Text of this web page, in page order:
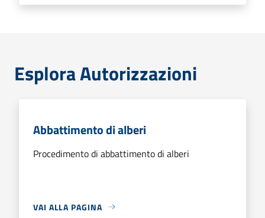
Esplora Autorizzazioni
Abbattimento di alberi
Procedimento di abbattimento di alberi
VAI ALLA PAGINA